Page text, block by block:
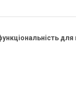
для